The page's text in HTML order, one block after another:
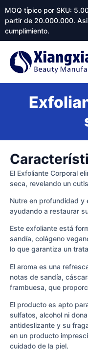
MOQ típico por SKU:
partir de 20.000.000.
cumplimiento.
El Exfoliante Corporal
seca, revelando un
Nutre en profundidad y
ayudando a restaurar
Este exfoliante está
sandía, colágeno
lo que garantiza un
El aroma es una
notas de sandía,
frambuesa, que
El producto es apto
sulfatos, alcohol ni
antideslizante y su
en un producto
cuidado de la piel.